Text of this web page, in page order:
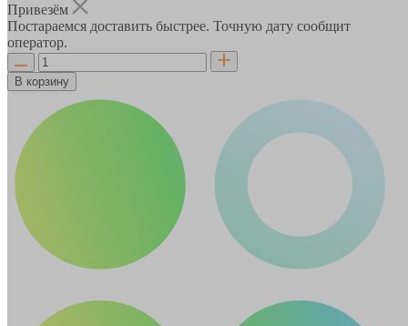
Привезём
Постараемся доставить быстрее. Точную дату сообщит
оператор.
В корзину